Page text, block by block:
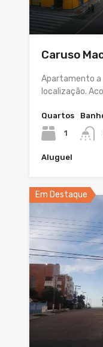
Caruso
Apartamento a
localização.
Quartos
1
Aluguel
Em Destaque